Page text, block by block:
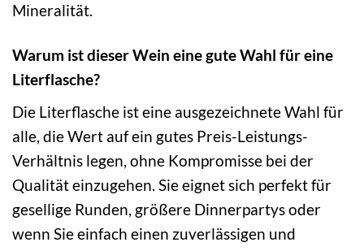
Mineralität.
Warum ist dieser Wein eine gute Wahl für eine
Literflasche?
Die Literflasche ist eine ausgezeichnete Wahl für
alle, die Wert auf ein gutes Preis-Leistungs-
Verhältnis legen, ohne Kompromisse bei der
Qualität einzugehen. Sie eignet sich perfekt für
gesellige Runden, größere Dinnerpartys oder
wenn Sie einfach einen zuverlässigen und